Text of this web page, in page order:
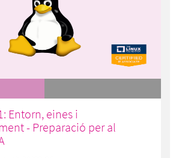
Entorn, eines i
- Preparació per al